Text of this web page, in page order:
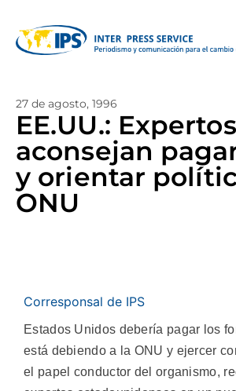
27 de agosto, 1996
EE.UU.: Expertos
aconsejan
y orientar
ONU
Corresponsal de IPS
Estados Unidos debería pagar los
está debiendo a la ONU y ejercer
el papel conductor del organismo,